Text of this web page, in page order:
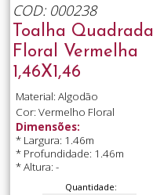
COD: 000238
Toalha Quadrada
Floral Vermelha
1,46X1,46
Material: Algodão
Cor: Vermelho Floral
Dimensões:
* Largura: 1.46m
* Profundidade: 1.46m
* Altura: -
Quantidade: